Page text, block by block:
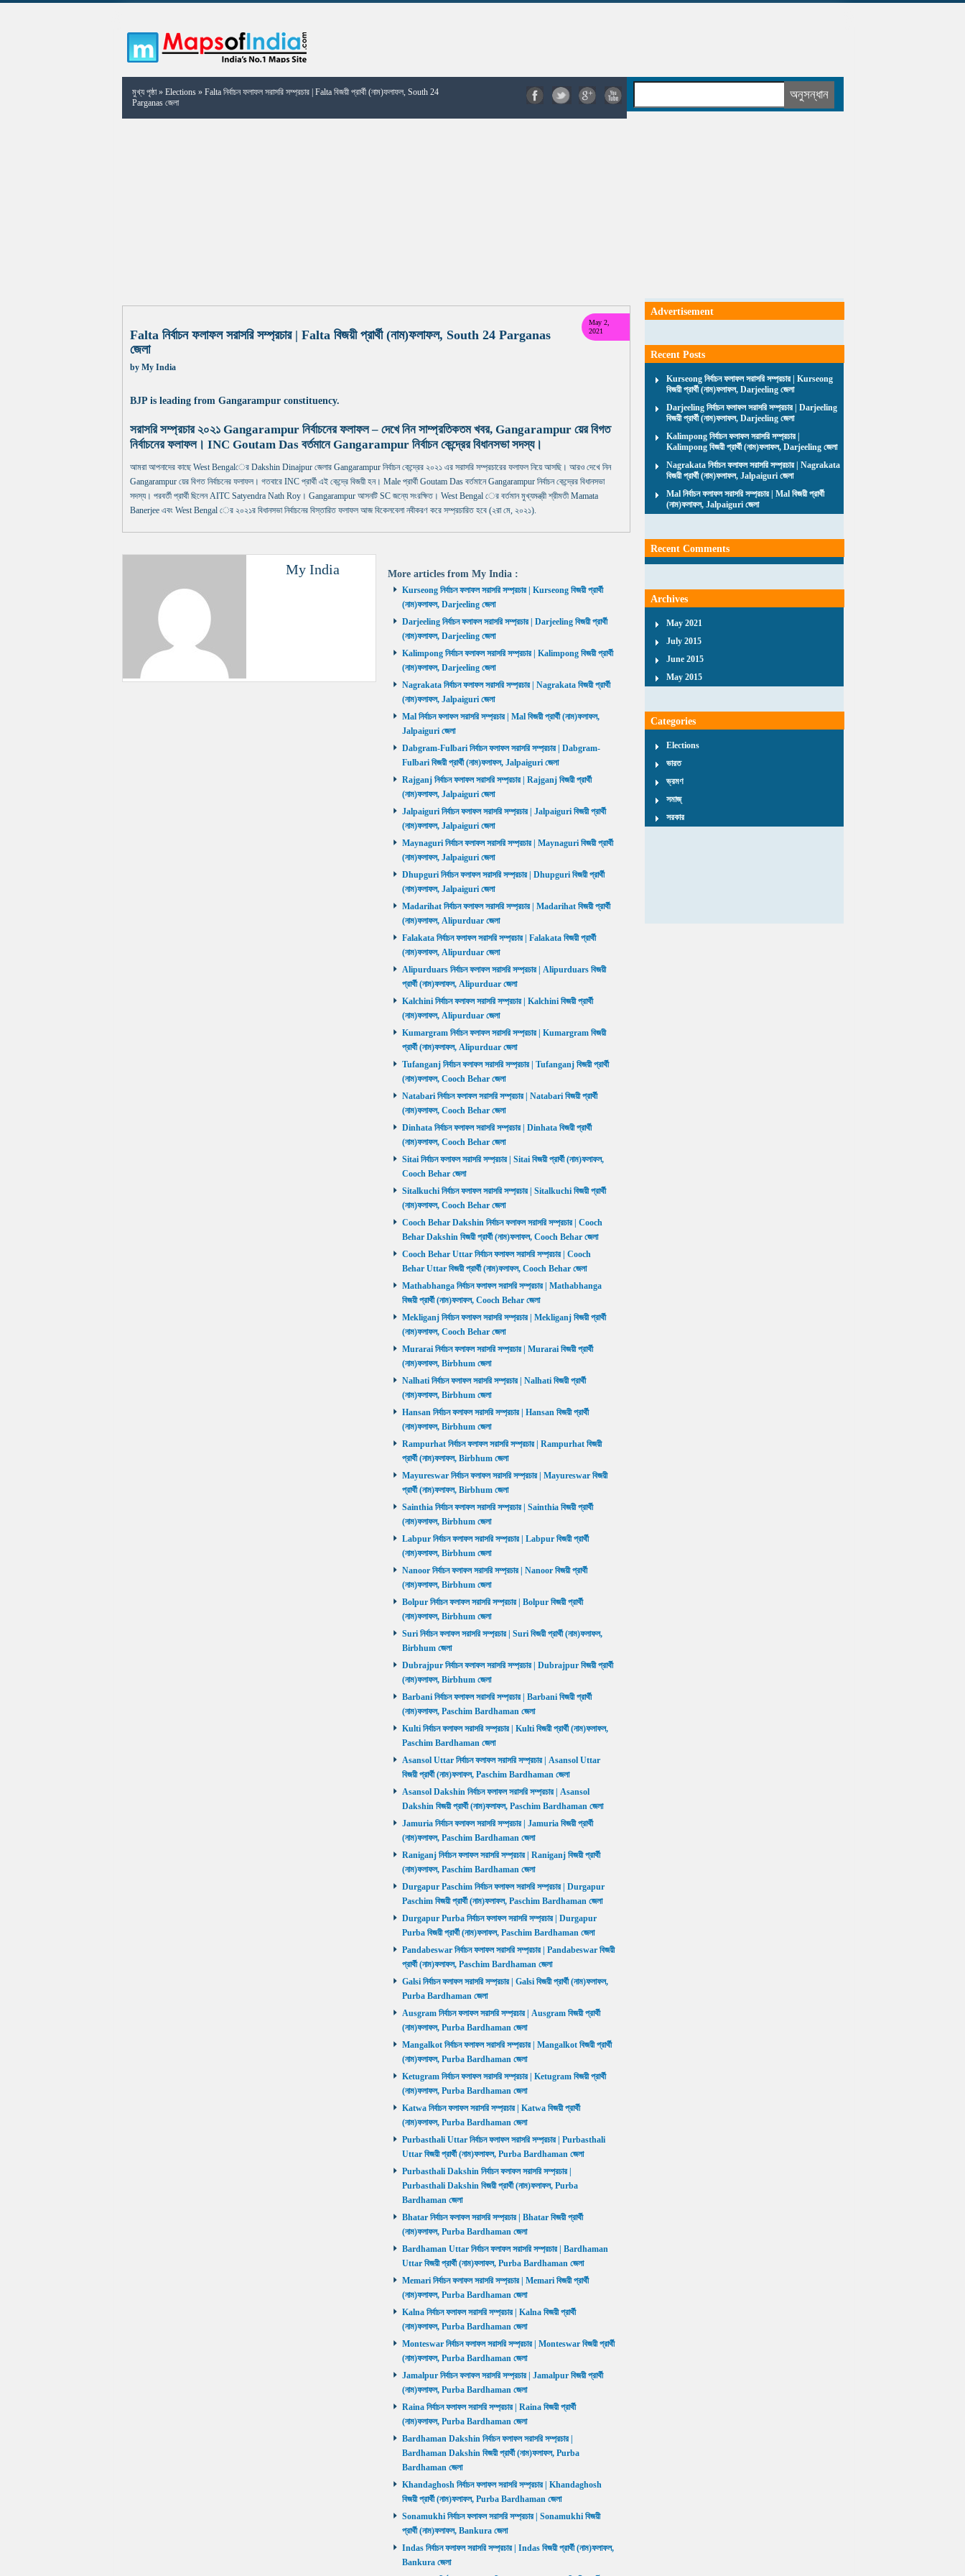
মুখ্য পৃষ্ঠা» Elections» Falta নির্বাচন ফলাফল সরাসরি সম্প্রচার | Falta বিজয়ী প্রার্থী (নাম)ফলাফল, South 24
Parganas জেলা
Falta নির্বাচন ফলাফল সরাসরি সম্প্রচার | Falta বিজয়ী প্রার্থী (নাম)ফলাফল, South 24 Parganas
জেলা
May 2,
2021
by My India
BJP is leading from Gangarampur constituency.
সরাসরি সম্প্রচার ২০২১ Gangarampur নির্বাচনের ফলাফল – দেখে নিন সাম্প্রতিকতম খবর, Gangarampur য়ের বিগত
নির্বাচনের ফলাফল। INC Goutam Das বর্তমানে Gangarampur নির্বাচন কেন্দ্রের বিধানসভা সদস্য।
আমরা আপনাদের কাছে West Bengalের Dakshin Dinajpur জেলার Gangarampur নির্বাচন কেন্দ্রের ২০২১ এর সরাসরি সম্প্রচারের ফলাফল নিয়ে আসছি। আরও দেখে নিন
Gangarampur য়ের বিগত নির্বাচনের ফলাফল। গতবারে INC প্রার্থী এই কেন্দ্রে বিজয়ী হন। Male প্রার্থী Goutam Das বর্তমানে Gangarampur নির্বাচন কেন্দ্রের বিধানসভা
সদস্য। পরবর্তী প্রার্থী ছিলেন AITC Satyendra Nath Roy। Gangarampur আসনটি SC জন্যে সংরক্ষিত। West Bengal ের বর্তমান মুখ্যমন্ত্রী শ্রীমতী Mamata
Banerjee এবং West Bengal ের ২০২১র বিধানসভা নির্বাচনের বিস্তারিত ফলাফল আজ বিকেলবেলা নবীকরণ করে সম্প্রচারিত হবে (২রা মে, ২০২১).
My India More articles from My India:
Kurseong নির্বাচন ফলাফল সরাসরি সম্প্রচার | Kurseong বিজয়ী প্রার্থী
(নাম)ফলাফল, Darjeeling জেলা
Darjeeling নির্বাচন ফলাফল সরাসরি সম্প্রচার | Darjeeling বিজয়ী প্রার্থী
(নাম)ফলাফল, Darjeeling জেলা
Kalimpong নির্বাচন ফলাফল সরাসরি সম্প্রচার | Kalimpong বিজয়ী প্রার্থী
(নাম)ফলাফল, Darjeeling জেলা
Nagrakata নির্বাচন ফলাফল সরাসরি সম্প্রচার | Nagrakata বিজয়ী প্রার্থী
(নাম)ফলাফল, Jalpaiguri জেলা
Mal নির্বাচন ফলাফল সরাসরি সম্প্রচার | Mal বিজয়ী প্রার্থী (নাম)ফলাফল,
Jalpaiguri জেলা
Dabgram-Fulbari নির্বাচন ফলাফল সরাসরি সম্প্রচার | Dabgram-
Fulbari বিজয়ী প্রার্থী (নাম)ফলাফল, Jalpaiguri জেলা
Rajganj নির্বাচন ফলাফল সরাসরি সম্প্রচার | Rajganj বিজয়ী প্রার্থী
(নাম)ফলাফল, Jalpaiguri জেলা
Jalpaiguri নির্বাচন ফলাফল সরাসরি সম্প্রচার | Jalpaiguri বিজয়ী প্রার্থী
(নাম)ফলাফল, Jalpaiguri জেলা
Maynaguri নির্বাচন ফলাফল সরাসরি সম্প্রচার | Maynaguri বিজয়ী প্রার্থী
(নাম)ফলাফল, Jalpaiguri জেলা
Dhupguri নির্বাচন ফলাফল সরাসরি সম্প্রচার | Dhupguri বিজয়ী প্রার্থী
(নাম)ফলাফল, Jalpaiguri জেলা
Madarihat নির্বাচন ফলাফল সরাসরি সম্প্রচার | Madarihat বিজয়ী প্রার্থী
(নাম)ফলাফল, Alipurduar জেলা
Falakata নির্বাচন ফলাফল সরাসরি সম্প্রচার | Falakata বিজয়ী প্রার্থী
(নাম)ফলাফল, Alipurduar জেলা
Alipurduars নির্বাচন ফলাফল সরাসরি সম্প্রচার | Alipurduars বিজয়ী
প্রার্থী (নাম)ফলাফল, Alipurduar জেলা
Kalchini নির্বাচন ফলাফল সরাসরি সম্প্রচার | Kalchini বিজয়ী প্রার্থী
(নাম)ফলাফল, Alipurduar জেলা
Kumargram নির্বাচন ফলাফল সরাসরি সম্প্রচার | Kumargram বিজয়ী
প্রার্থী (নাম)ফলাফল, Alipurduar জেলা
Tufanganj নির্বাচন ফলাফল সরাসরি সম্প্রচার | Tufanganj বিজয়ী প্রার্থী
(নাম)ফলাফল, Cooch Behar জেলা
Natabari নির্বাচন ফলাফল সরাসরি সম্প্রচার | Natabari বিজয়ী প্রার্থী
(নাম)ফলাফল, Cooch Behar জেলা
Dinhata নির্বাচন ফলাফল সরাসরি সম্প্রচার | Dinhata বিজয়ী প্রার্থী
(নাম)ফলাফল, Cooch Behar জেলা
Sitai নির্বাচন ফলাফল সরাসরি সম্প্রচার | Sitai বিজয়ী প্রার্থী (নাম)ফলাফল,
Cooch Behar জেলা
Sitalkuchi নির্বাচন ফলাফল সরাসরি সম্প্রচার | Sitalkuchi বিজয়ী প্রার্থী
(নাম)ফলাফল, Cooch Behar জেলা
Cooch Behar Dakshin নির্বাচন ফলাফল সরাসরি সম্প্রচার | Cooch
Behar Dakshin বিজয়ী প্রার্থী (নাম)ফলাফল, Cooch Behar জেলা
Cooch Behar Uttar নির্বাচন ফলাফল সরাসরি সম্প্রচার | Cooch
Behar Uttar বিজয়ী প্রার্থী (নাম)ফলাফল, Cooch Behar জেলা
Mathabhanga নির্বাচন ফলাফল সরাসরি সম্প্রচার | Mathabhanga
বিজয়ী প্রার্থী (নাম)ফলাফল, Cooch Behar জেলা
Mekliganj নির্বাচন ফলাফল সরাসরি সম্প্রচার | Mekliganj বিজয়ী প্রার্থী
(নাম)ফলাফল, Cooch Behar জেলা
Murarai নির্বাচন ফলাফল সরাসরি সম্প্রচার | Murarai বিজয়ী প্রার্থী
(নাম)ফলাফল, Birbhum জেলা
Nalhati নির্বাচন ফলাফল সরাসরি সম্প্রচার | Nalhati বিজয়ী প্রার্থী
(নাম)ফলাফল, Birbhum জেলা
Hansan নির্বাচন ফলাফল সরাসরি সম্প্রচার | Hansan বিজয়ী প্রার্থী
(নাম)ফলাফল, Birbhum জেলা
Rampurhat নির্বাচন ফলাফল সরাসরি সম্প্রচার | Rampurhat বিজয়ী
প্রার্থী (নাম)ফলাফল, Birbhum জেলা
Mayureswar নির্বাচন ফলাফল সরাসরি সম্প্রচার | Mayureswar বিজয়ী
প্রার্থী (নাম)ফলাফল, Birbhum জেলা
Sainthia নির্বাচন ফলাফল সরাসরি সম্প্রচার | Sainthia বিজয়ী প্রার্থী
(নাম)ফলাফল, Birbhum জেলা
Labpur নির্বাচন ফলাফল সরাসরি সম্প্রচার | Labpur বিজয়ী প্রার্থী
(নাম)ফলাফল, Birbhum জেলা
Nanoor নির্বাচন ফলাফল সরাসরি সম্প্রচার | Nanoor বিজয়ী প্রার্থী
(নাম)ফলাফল, Birbhum জেলা
Bolpur নির্বাচন ফলাফল সরাসরি সম্প্রচার | Bolpur বিজয়ী প্রার্থী
(নাম)ফলাফল, Birbhum জেলা
Suri নির্বাচন ফলাফল সরাসরি সম্প্রচার | Suri বিজয়ী প্রার্থী (নাম)ফলাফল,
Birbhum জেলা
Dubrajpur নির্বাচন ফলাফল সরাসরি সম্প্রচার | Dubrajpur বিজয়ী প্রার্থী
(নাম)ফলাফল, Birbhum জেলা
Barbani নির্বাচন ফলাফল সরাসরি সম্প্রচার | Barbani বিজয়ী প্রার্থী
(নাম)ফলাফল, Paschim Bardhaman জেলা
Kulti নির্বাচন ফলাফল সরাসরি সম্প্রচার | Kulti বিজয়ী প্রার্থী (নাম)ফলাফল,
Paschim Bardhaman জেলা
Asansol Uttar নির্বাচন ফলাফল সরাসরি সম্প্রচার | Asansol Uttar
বিজয়ী প্রার্থী (নাম)ফলাফল, Paschim Bardhaman জেলা
Asansol Dakshin নির্বাচন ফলাফল সরাসরি সম্প্রচার | Asansol
Dakshin বিজয়ী প্রার্থী (নাম)ফলাফল, Paschim Bardhaman জেলা
Jamuria নির্বাচন ফলাফল সরাসরি সম্প্রচার | Jamuria বিজয়ী প্রার্থী
(নাম)ফলাফল, Paschim Bardhaman জেলা
Raniganj নির্বাচন ফলাফল সরাসরি সম্প্রচার | Raniganj বিজয়ী প্রার্থী
(নাম)ফলাফল, Paschim Bardhaman জেলা
Durgapur Paschim নির্বাচন ফলাফল সরাসরি সম্প্রচার | Durgapur
Paschim বিজয়ী প্রার্থী (নাম)ফলাফল, Paschim Bardhaman জেলা
Durgapur Purba নির্বাচন ফলাফল সরাসরি সম্প্রচার | Durgapur
Purba বিজয়ী প্রার্থী (নাম)ফলাফল, Paschim Bardhaman জেলা
Pandabeswar নির্বাচন ফলাফল সরাসরি সম্প্রচার | Pandabeswar বিজয়ী
প্রার্থী (নাম)ফলাফল, Paschim Bardhaman জেলা
Galsi নির্বাচন ফলাফল সরাসরি সম্প্রচার | Galsi বিজয়ী প্রার্থী (নাম)ফলাফল,
Purba Bardhaman জেলা
Ausgram নির্বাচন ফলাফল সরাসরি সম্প্রচার | Ausgram বিজয়ী প্রার্থী
(নাম)ফলাফল, Purba Bardhaman জেলা
Mangalkot নির্বাচন ফলাফল সরাসরি সম্প্রচার | Mangalkot বিজয়ী প্রার্থী
(নাম)ফলাফল, Purba Bardhaman জেলা
Ketugram নির্বাচন ফলাফল সরাসরি সম্প্রচার | Ketugram বিজয়ী প্রার্থী
(নাম)ফলাফল, Purba Bardhaman জেলা
Katwa নির্বাচন ফলাফল সরাসরি সম্প্রচার | Katwa বিজয়ী প্রার্থী
(নাম)ফলাফল, Purba Bardhaman জেলা
Purbasthali Uttar নির্বাচন ফলাফল সরাসরি সম্প্রচার | Purbasthali
Uttar বিজয়ী প্রার্থী (নাম)ফলাফল, Purba Bardhaman জেলা
Purbasthali Dakshin নির্বাচন ফলাফল সরাসরি সম্প্রচার |
Purbasthali Dakshin বিজয়ী প্রার্থী (নাম)ফলাফল, Purba
Bardhaman জেলা
Bhatar নির্বাচন ফলাফল সরাসরি সম্প্রচার | Bhatar বিজয়ী প্রার্থী
(নাম)ফলাফল, Purba Bardhaman জেলা
Bardhaman Uttar নির্বাচন ফলাফল সরাসরি সম্প্রচার | Bardhaman
Uttar বিজয়ী প্রার্থী (নাম)ফলাফল, Purba Bardhaman জেলা
Memari নির্বাচন ফলাফল সরাসরি সম্প্রচার | Memari বিজয়ী প্রার্থী
(নাম)ফলাফল, Purba Bardhaman জেলা
Kalna নির্বাচন ফলাফল সরাসরি সম্প্রচার | Kalna বিজয়ী প্রার্থী
(নাম)ফলাফল, Purba Bardhaman জেলা
Monteswar নির্বাচন ফলাফল সরাসরি সম্প্রচার | Monteswar বিজয়ী প্রার্থী
(নাম)ফলাফল, Purba Bardhaman জেলা
Jamalpur নির্বাচন ফলাফল সরাসরি সম্প্রচার | Jamalpur বিজয়ী প্রার্থী
(নাম)ফলাফল, Purba Bardhaman জেলা
Raina নির্বাচন ফলাফল সরাসরি সম্প্রচার | Raina বিজয়ী প্রার্থী
(নাম)ফলাফল, Purba Bardhaman জেলা
Bardhaman Dakshin নির্বাচন ফলাফল সরাসরি সম্প্রচার |
Bardhaman Dakshin বিজয়ী প্রার্থী (নাম)ফলাফল, Purba
Bardhaman জেলা
Khandaghosh নির্বাচন ফলাফল সরাসরি সম্প্রচার | Khandaghosh
বিজয়ী প্রার্থী (নাম)ফলাফল, Purba Bardhaman জেলা
Sonamukhi নির্বাচন ফলাফল সরাসরি সম্প্রচার | Sonamukhi বিজয়ী
প্রার্থী (নাম)ফলাফল, Bankura জেলা
Indas নির্বাচন ফলাফল সরাসরি সম্প্রচার | Indas বিজয়ী প্রার্থী (নাম)ফলাফল,
Bankura জেলা
Advertisement
Recent Posts
Kurseong নির্বাচন ফলাফল সরাসরি সম্প্রচার | Kurseong
বিজয়ী প্রার্থী (নাম)ফলাফল, Darjeeling জেলা
Darjeeling নির্বাচন ফলাফল সরাসরি সম্প্রচার | Darjeeling
বিজয়ী প্রার্থী (নাম)ফলাফল, Darjeeling জেলা
Kalimpong নির্বাচন ফলাফল সরাসরি সম্প্রচার |
Kalimpong বিজয়ী প্রার্থী (নাম)ফলাফল, Darjeeling জেলা
Nagrakata নির্বাচন ফলাফল সরাসরি সম্প্রচার | Nagrakata
বিজয়ী প্রার্থী (নাম)ফলাফল, Jalpaiguri জেলা
Mal নির্বাচন ফলাফল সরাসরি সম্প্রচার | Mal বিজয়ী প্রার্থী
(নাম)ফলাফল, Jalpaiguri জেলা
Recent Comments
Archives
May 2021
July 2015
June 2015
May 2015
Categories
Elections
ভারত
ভ্রমণ
সমাজ্
সরকার